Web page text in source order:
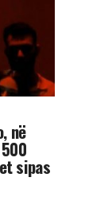
në
sipas